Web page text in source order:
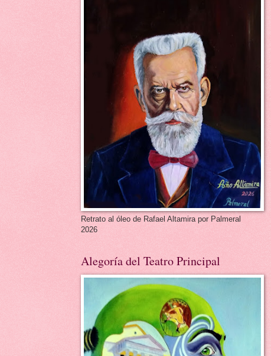
Retrato al óleo de Rafael Altamira por Palmeral
2026
Alegoría del Teatro Principal